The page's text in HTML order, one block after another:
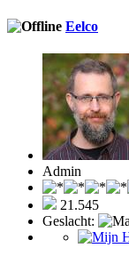
Eelco
Admin
21.545
Geslacht: